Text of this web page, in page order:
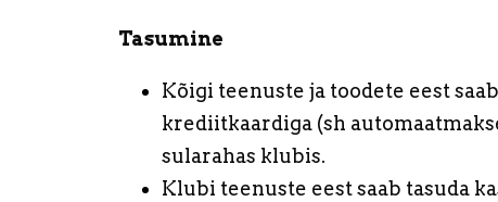
Tasumine
Kõigi teenuste ja toodete eest
krediitkaardiga (sh
sularahas klubis.
Klubi teenuste eest saab tasuda